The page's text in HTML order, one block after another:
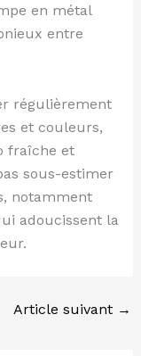
en métal
entre
régulièrement
et couleurs,
fraîche et
sous-estimer
notamment
adoucissent la
Article suivant →